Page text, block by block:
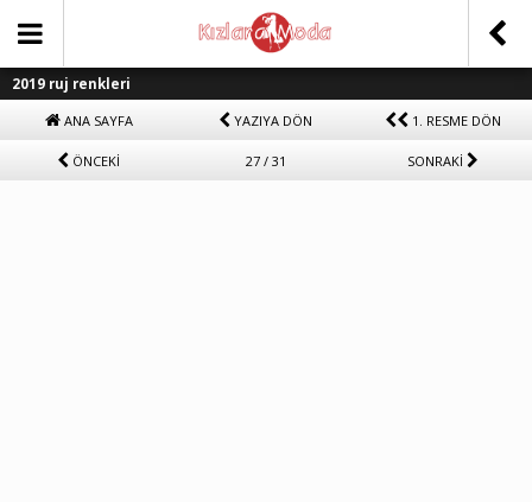
2019 ruj renkleri
ANA SAYFA YAZIYA DÖN 1. RESME DÖN
ÖNCEKİ 27 / 31 SONRAKİ